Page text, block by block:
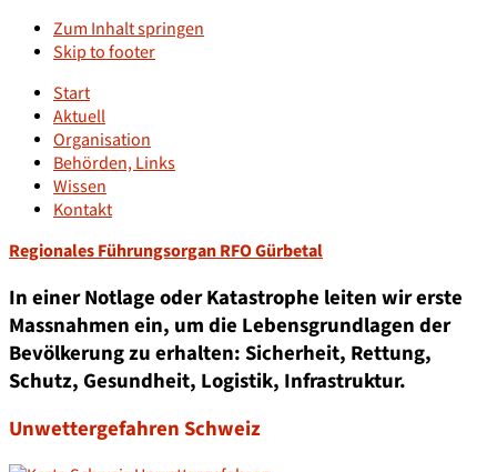
Zum Inhalt springen
Skip to footer
Start
Aktuell
Organisation
Behörden, Links
Wissen
Kontakt
Regionales Führungsorgan RFO Gürbetal
In einer Notlage oder Katastrophe leiten wir erste
Massnahmen ein, um die Lebensgrundlagen der
Bevölkerung zu erhalten: Sicherheit, Rettung,
Schutz, Gesundheit, Logistik, Infrastruktur.
Unwettergefahren Schweiz